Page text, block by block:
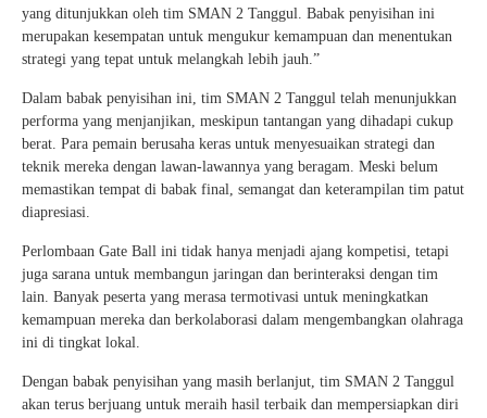
yang ditunjukkan oleh tim SMAN 2 Tanggul. Babak penyisihan ini
merupakan kesempatan untuk mengukur kemampuan dan menentukan
strategi yang tepat untuk melangkah lebih jauh.”
Dalam babak penyisihan ini, tim SMAN 2 Tanggul telah menunjukkan
performa yang menjanjikan, meskipun tantangan yang dihadapi cukup
berat. Para pemain berusaha keras untuk menyesuaikan strategi dan
teknik mereka dengan lawan-lawannya yang beragam. Meski belum
memastikan tempat di babak final, semangat dan keterampilan tim patut
diapresiasi.
Perlombaan Gate Ball ini tidak hanya menjadi ajang kompetisi, tetapi
juga sarana untuk membangun jaringan dan berinteraksi dengan tim
lain. Banyak peserta yang merasa termotivasi untuk meningkatkan
kemampuan mereka dan berkolaborasi dalam mengembangkan olahraga
ini di tingkat lokal.
Dengan babak penyisihan yang masih berlanjut, tim SMAN 2 Tanggul
akan terus berjuang untuk meraih hasil terbaik dan mempersiapkan diri